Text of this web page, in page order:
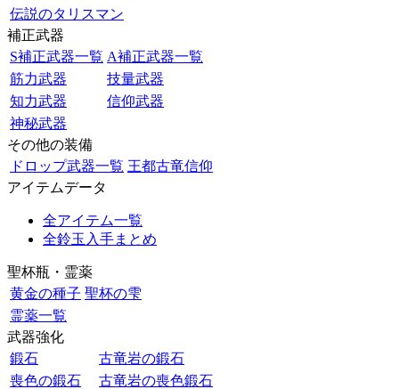
伝説のタリスマン
補正武器
S補正武器一覧 A補正武器一覧
筋力武器
技量武器
知力武器
信仰武器
神秘武器
その他の装備
ドロップ武器一覧 王都古竜信仰
アイテムデータ
全アイテム一覧
全鈴玉入手まとめ
聖杯瓶・霊薬
黄金の種子 聖杯の雫
霊薬一覧
武器強化
鍛石
古竜岩の鍛石
喪色の鍛石
古竜岩の喪色鍛石